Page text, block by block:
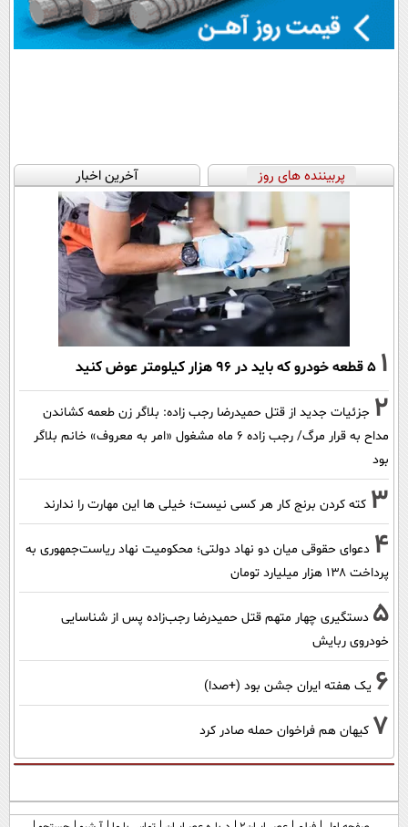
پربیننده های روز آخرین اخبار
1 ۵ قطعه خودرو که باید در ۹۶ هزار کیلومتر عوض کنید
2 جزئیات جدید از قتل حمیدرضا رجب زاده: بلاگر زن طعمه کشاندن
مداح به قرار مرگ/ رجب زاده 6 ماه مشغول «امر به معروف» خانم بلاگر
بود
3 کته کردن برنج کار هر کسی نیست؛ خیلی ها این مهارت را ندارند
4 دعوای حقوقی میان دو نهاد دولتی؛ محکومیت نهاد ریاست‌جمهوری به
پرداخت ۱۳۸ هزار میلیارد تومان
5 دستگیری چهار متهم قتل حمیدرضا رجب‌زاده پس از شناسایی
خودروی ربایش
6 یک هفته ایران جشن بود (+صدا)
7 کیهان هم فراخوان حمله صادر کرد